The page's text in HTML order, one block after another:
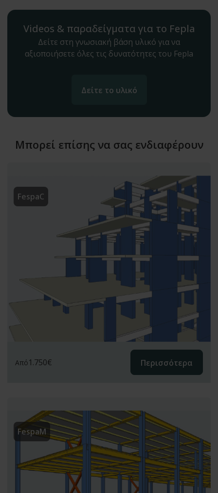
Videos & παραδείγματα για το Fepla
Δείτε στη γνωσιακή βάση υλικό για να
αξιοποιήσετε όλες τις δυνατότητες του Fepla
Δείτε το υλικό
Μπορεί επίσης να σας ενδιαφέρουν
FespaC
Από1.750€ Περισσότερα
FespaM